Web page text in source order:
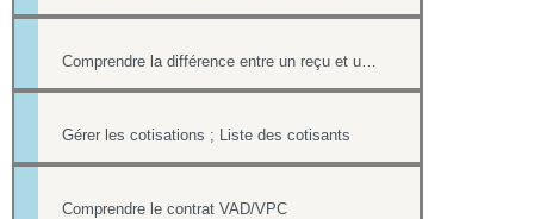
Gérer les cotisations ; Liste des cotisants
Comprendre le contrat VAD/VPC